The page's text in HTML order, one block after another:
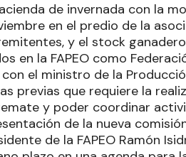
de invernada con la
en el predio de la
y el stock
en la FAPEO como
el ministro de la
previas que requiere la
y poder coordinar
de la nueva
de la FAPEO Ramón